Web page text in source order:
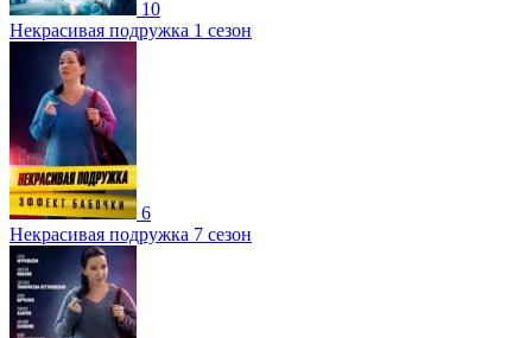
10
Некрасивая подружка 1 сезон
6
Некрасивая подружка 7 сезон